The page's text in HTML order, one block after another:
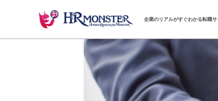
企業のリアルがすぐわかる転職